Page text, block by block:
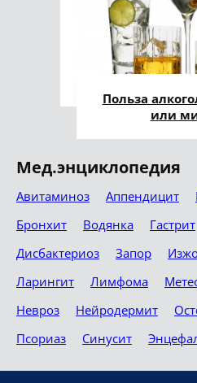
Польза
или
Мед.энциклопедия
Авитаминоз Аппендицит
Бронхит
Водянка Гастрит
Дисбактериоз
Запор
Ларингит
Лимфома
Невроз
Нейродермит
Псориаз
Синусит